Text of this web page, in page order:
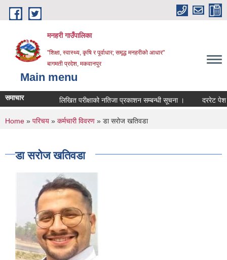
Skip to main content
मनहरी गाउँपालिका
"शिक्षा, स्वास्थ्य, कृषि र पूर्वाधार; समृद्ध मनहरीको आधार"
बागमती प्रदेश, मकवानपुर
Main menu
समाचार लिखित परीक्षाको नतिजा प्रकाशन सम्बन्धी सूचना । दररेट पेश गर्ने
You are here
Home » परिचय » कर्मचारी विवरण » डा सरोज खतिवडा
डा सरोज खतिवडा